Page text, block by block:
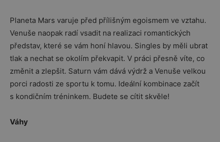
Planeta Mars varuje před přílišným egoismem ve vztahu.
Venuše naopak radí vsadit na realizaci romantických
představ, které se vám honí hlavou. Singles by měli ubrat
tlak a nechat se okolím překvapit. V práci přesně víte, co
změnit a zlepšit. Saturn vám dává výdrž a Venuše velkou
porci radosti ze sportu k tomu. Ideální kombinace začít
s kondičním tréninkem. Budete se cítit skvěle!
Váhy